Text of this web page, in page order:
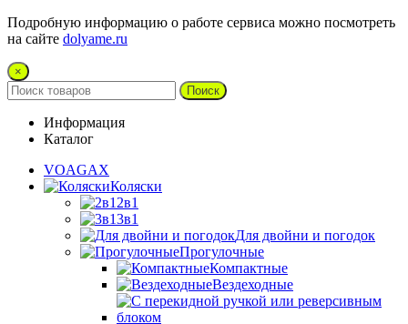
Подробную информацию о работе сервиса можно посмотреть
на сайте dolyame.ru
×
Поиск
Информация
Каталог
VOAGAX
Коляски
2в1
3в1
Для двойни и погодок
Прогулочные
Компактные
Вездеходные